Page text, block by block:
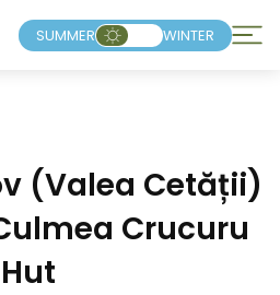
SUMMER WINTER
(Valea Cetății)
Crucuru